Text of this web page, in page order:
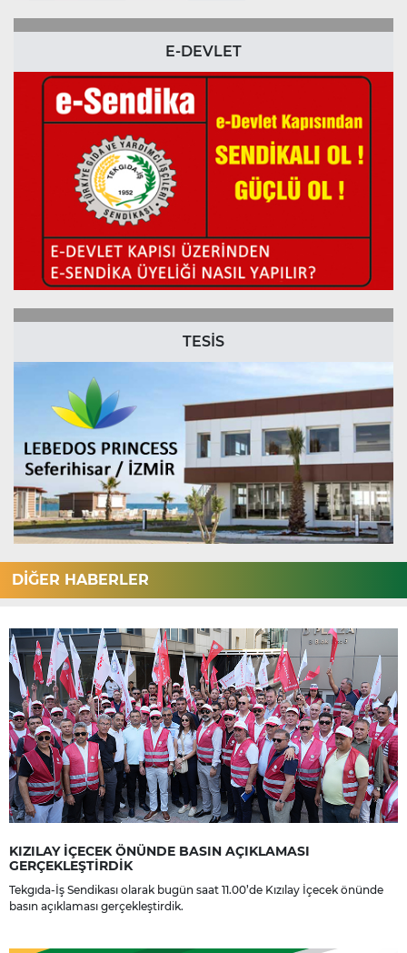
E-DEVLET
TESİS
DİĞER HABERLER
KIZILAY İÇECEK ÖNÜNDE BASIN AÇIKLAMASI
GERÇEKLEŞTİRDİK
Tekgıda-İş Sendikası olarak bugün saat 11.00’de Kızılay İçecek önünde
basın açıklaması gerçekleştirdik.